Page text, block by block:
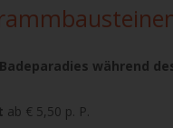
während
ab € 5,50 p. P.